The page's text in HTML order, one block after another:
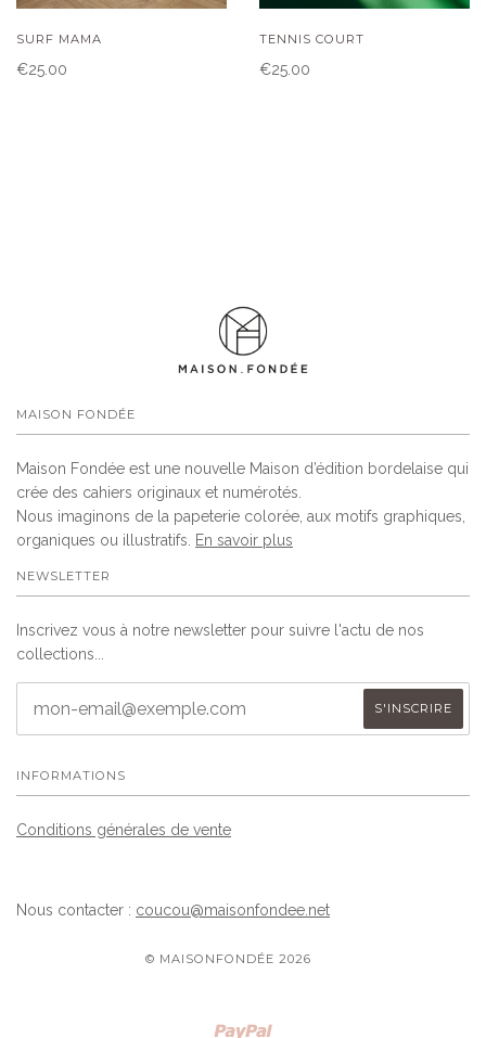
SURF MAMA
€25.00
TENNIS COURT
€25.00
MAISON FONDÉE
Maison Fondée est une nouvelle Maison d’édition bordelaise qui
crée des cahiers originaux et numérotés.
Nous imaginons de la papeterie colorée, aux motifs graphiques,
organiques ou illustratifs.
En savoir plus
NEWSLETTER
Inscrivez vous à notre newsletter pour suivre l'actu de nos
collections...
INFORMATIONS
Conditions générales de vente
Nous contacter : coucou@maisonfondee.net
© MAISONFONDÉE 2026